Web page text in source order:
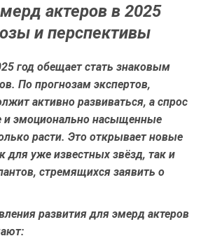
актеров в 2025
и перспективы
год обещает стать знаковым
По прогнозам экспертов,
активно развиваться, а спрос
и эмоционально насыщенные
расти. Это открывает новые
для уже известных звёзд, так и
стремящихся заявить о
развития для эмерд актеров